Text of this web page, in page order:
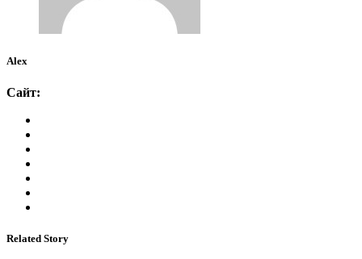
Alex
Сайт:
Related Story